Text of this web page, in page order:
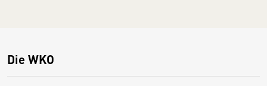
Die WKO